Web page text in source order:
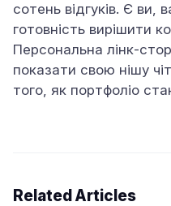
сотень відгуків. Є ви,
готовність вирішити
Персональна лінк-
показати свою нішу
того, як портфоліо
Related Articles